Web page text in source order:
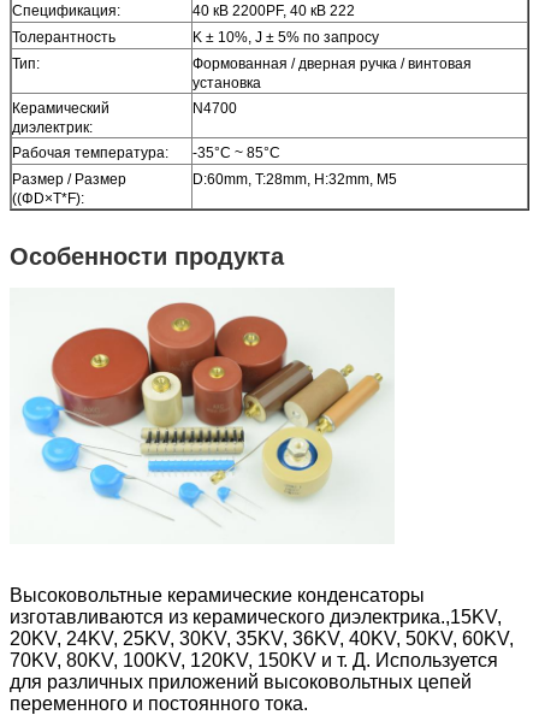
Спецификация:
40 кВ 2200PF, 40 кВ 222
Толерантность
K ± 10%, J ± 5% по запросу
Тип:
Формованная / дверная ручка / винтовая
установка
Керамический
диэлектрик:
N4700
Рабочая температура:
-35°C ~ 85°C
Размер / Размер
((ΦD×T*F):
D:60mm, T:28mm, H:32mm, M5
Особенности продукта
Высоковольтные керамические конденсаторы
изготавливаются из керамического диэлектрика.,15KV,
20KV, 24KV, 25KV, 30KV, 35KV, 36KV, 40KV, 50KV, 60KV,
70KV, 80KV, 100KV, 120KV, 150KV и т. Д. Используется
для различных приложений высоковольтных цепей
переменного и постоянного тока.